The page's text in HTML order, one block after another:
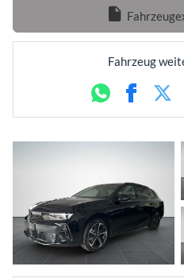
Fahrzeug
WhatsappFacebook